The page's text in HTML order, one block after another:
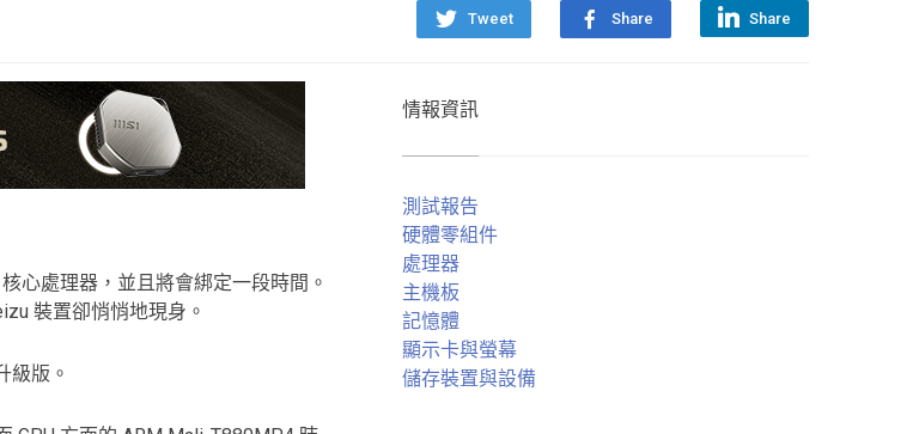
Tweet Share Share
心處理器，並且將會綁定一段時間。
裝置卻悄悄地現身。
級版。
情報資訊
測試報告
硬體零組件
處理器
主機板
記憶體
顯示卡與螢幕
儲存裝置與設備